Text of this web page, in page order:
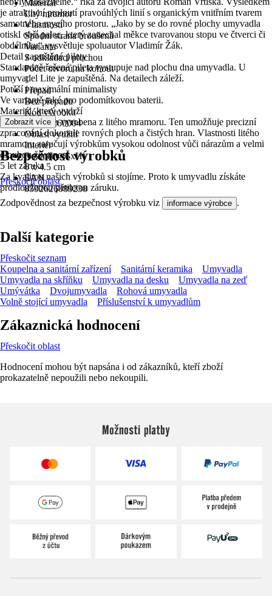
Materiál
Litý mramor
Vlastnosti
Spodní strana broušená
Varianta
S odkládací plochou
Počet otvorů na kohout
1
Přepad
Bez přepadu
Kód výrobku
XJX01260004
Oblast využití
Interiér
Rozměry (ŠxH)
6 x 4.5 cm
EAN
8592626089238
je atraktivní prolnutí pravoúhlých linií s organickým vnitřním tvarem
samotného mycího prostoru. „Jako by se do rovné plochy umyvadla
otiskl obří palec, který zanechal měkce tvarovanou stopu ve čtverci či
obdélníku“ vysvětluje spoluautor Vladimír Žák.
Detail zapuštěné pilety
Standardně řešená pileta vystupuje nad plochu dna umyvadla. U
umyvadel Lite je zapuštěná. Na detailech záleží.
Potěší i maximální minimalisty
Ve variantě také pro podomítkovou baterii.
Materiál, který vydrží
Umyvadla jsou vyrobena z litého mramoru. Ten umožňuje precizní
zpracování dokonale rovných ploch a čistých hran. Vlastnosti litého
mramoru zaručují výrobkům vysokou odolnost vůči nárazům a velmi
dlouhou životnost.
5 let záruka
Za kvalitou našich výrobků si stojíme. Proto k umyvadlu získáte
prodlouženou pětiletou záruku.
Zobrazit více
Bezpečnost výrobků
Přeskočit oblast
Zodpovědnost za bezpečnost výrobku viz informace výrobce .
Další kategorie
Přeskočit seznam
Koupelna a sanitární zařízení
Sanitární keramika
Umyvadla
Umyvadla na skříňku
Umyvadla na desku
Umyvadla na zeď
Umývátka
Dvojumyvadla
Rohová umyvadla
Volně stojící umyvadla
Příslušenství k umyvadlům
Zákaznická hodnocení
Přeskočit oblast
Hodnocení mohou být napsána i od zákazníků, kteří zboží
prokazatelně nepoužili nebo nekoupili.
Možnosti platby